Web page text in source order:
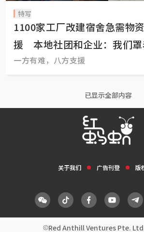
特写
1100家工厂改建宿舍急需物
援 本地社团和企业：我们罩
一方有难，八方支援
已显示全部内容
关于我们 广告刊登 版
Red Anthill Ventures Pte.